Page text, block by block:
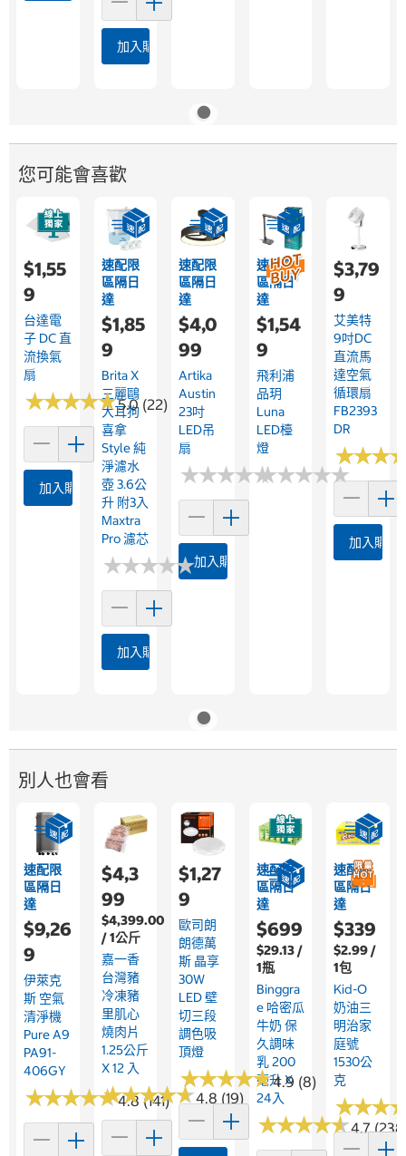
加入購物車
您可能會喜歡
$1,55
9
台達電
子 DC 直
流換氣
扇
★★★★★
★★★★★5.0 (22)
加入購物車
速配限
區隔日
達
$1,85
9
Brita X
三麗鷗
大耳狗
喜拿
Style 純
淨濾水
壺 3.6公
升 附3入
Maxtra
Pro 濾芯
★★★★★
★★★★★
加入購物車
速配限
區隔日
達
$4,0
99
Artika
Austin
23吋
LED吊
扇
★★★★★
★★★★★
加入購物車
速配限
區隔日
達
$1,54
9
飛利浦
品玥
Luna
LED檯
燈
★★★★★
★★★★★
$3,79
9
艾美特
9吋DC
直流馬
達空氣
循環扇
FB2393
DR
★★★
★★★
加入購物
別人也會看
速配限
區隔日
達
$9,26
9
伊萊克
斯 空氣
清淨機
Pure A9
PA91-
406GY
★★★★★
★★★★★4.8 (141)
$4,3
99
$4,399.00
/ 1公斤
嘉一香
台灣豬
冷凍豬
里肌心
燒肉片
1.25公斤
X 12 入
★★★★★
★★★★★4.8 (19)
$1,27
9
歐司朗
朗德萬
斯 晶享
30W
LED 壁
切三段
調色吸
頂燈
★★★★★
★★★★★4.9 (8)
速配限
區隔日
達
$699
$29.13 /
1瓶
Binggra
E 哈密瓜
牛奶 保
久調味
乳 200
毫升 X
24入
★★★★★
★★★★★4.7
速配限
區隔日
達
$339
$2.99 /
1包
Kid-O
奶油三
明治家
庭號
1530公
克
★★★
★★★